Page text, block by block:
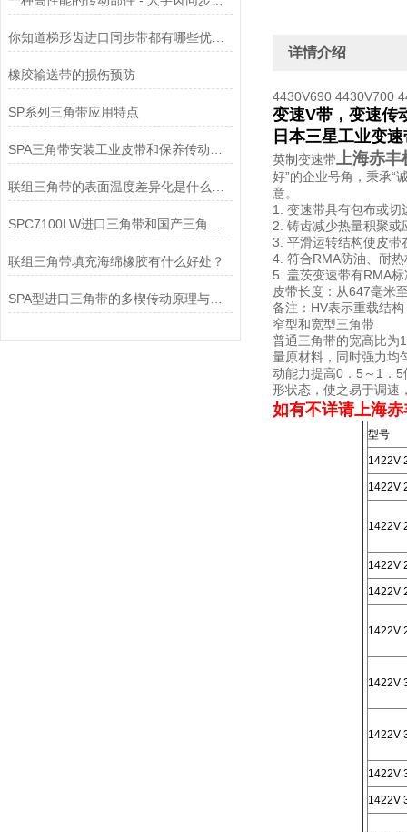
你知道梯形齿进口同步带都有哪些优点吗？
橡胶输送带的损伤预防
SP系列三角带应用特点
联组三角带填充海绵橡胶有什么好处？
SPA型进口三角带的多楔传动原理与紧凑空间驱动实践
详情介绍
4430V690 4430V700
变速V带，变速传
日本三星工业变
英制变速带上海赤丰
好”的企业号角，秉承“
意。
1. 变速带具有包布或
2. 铸齿减少热量积聚
3. 平滑运转结构使皮带
4. 符合RMA防油、耐
5. 盖茨变速带有RMA
皮带长度：从647毫米
备注：HV表示重载结构
窄型和宽型三角带
普通三角带的宽高比为
量原材料，同时强力均
动能力提高0．5～1．
形状态，使之易于调速
如有不详请上海
型号
1422V
1422V
1422V
1422V
1422V
1422V
1422V
1422V
1422V
1422V